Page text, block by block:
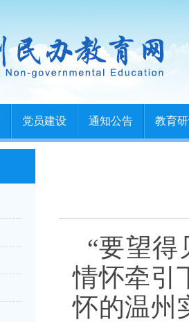
党员建设 通知公告 教育
“要望得
情怀牵引
怀的温州